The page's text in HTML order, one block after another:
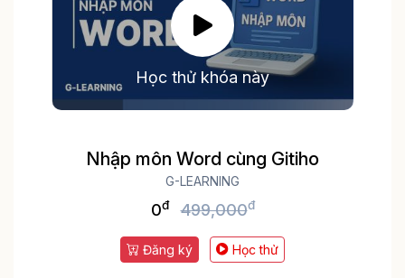
Học thử khóa này
Nhập môn Word cùng Gitiho
G-LEARNING
0đ 499,000đ
Đăng ký Học thử